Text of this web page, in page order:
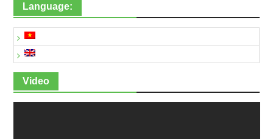
Language:
Video